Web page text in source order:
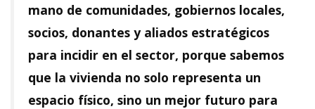
mano de comunidades, gobiernos locales,
socios, donantes y aliados estratégicos
para incidir en el sector, porque sabemos
que la vivienda no solo representa un
espacio físico, sino un mejor futuro para